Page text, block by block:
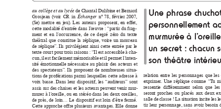
relation entre les personnages que les
exprimer. Une réplique comme “Tu m
ressentie  différemment  selon  que
seront proches ou placés aux deux
salle de classe ! La situation incite les l
tir leur personnage, sans avoir besoin
au collège et au lycée de Chantal Dulibine et Bernard
Grosjean (voir CR in Échanger n° 78, février 2007,
(Se) mettre en jeu). Les auteurs proposent, en effet,
cette modalité d’entrée dans l’œuvre : “partir du frag-
ment et en l’occurrence, de ce degré zéro du texte
théâtral que constitue la réplique, voire un morceau
de réplique”. Ils privilégient ainsi cette entrée par le
texte court pour trois raisons : “Il est accessible à cha-
cun, il est facilement mémorisable et il permet l’inten-
sité émotionnelle nécessaire au plaisir des acteurs et
des spectateurs”. Ils proposent de nombreuses situa-
tions de proférations parmi lesquelles cette adresse à
voix basse. Dans leur dispositif, les “auditeurs” sont
assis sur des chaises et les acteurs peuvent venir mur-
murer à l’oreille, ou en stéréo dans les deux oreilles,
de près, de loin… Le dispositif est loin d’être fermé.
Cette approche offre plusieurs avantages. Elle donne
Une phrase chuc
personnellement a
murmurée à l’orei
un secret : chacun
son théâtre intérie